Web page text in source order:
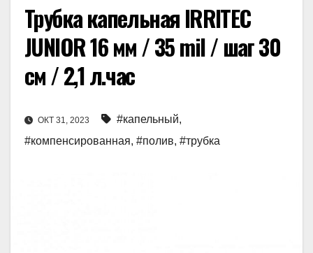
Трубка капельная IRRITEC
JUNIOR 16 мм / 35 mil / шаг 30
см / 2,1 л.час
ОКТ 31, 2023 #капельный,
#компенсированная, #полив, #трубка